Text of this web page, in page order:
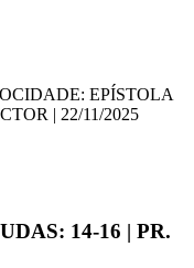
EPÍSTOLA
| 22/11/2025
14-16 | PR.